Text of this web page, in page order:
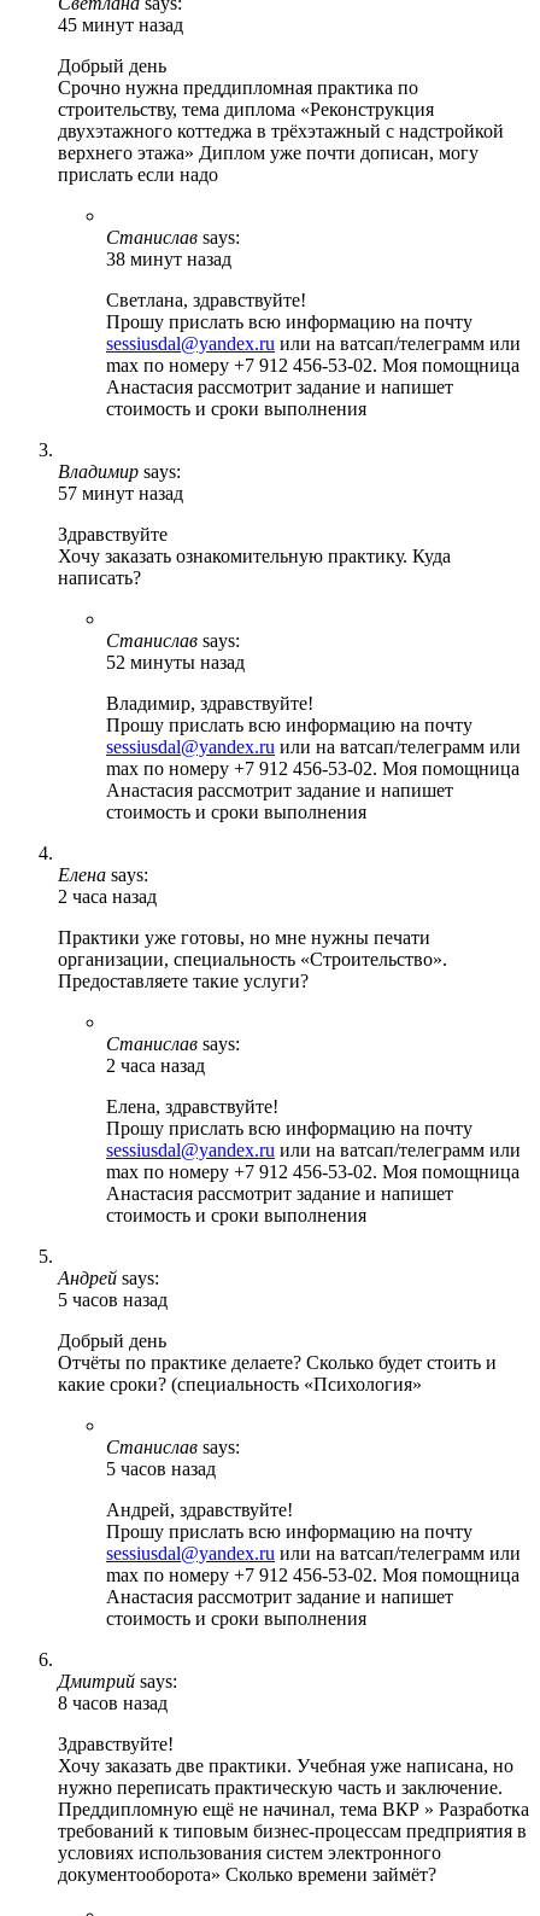
45 минут назад
Добрый день
Срочно нужна преддипломная практика по
строительству, тема диплома «Реконструкция
двухэтажного коттеджа в трёхэтажный с надстройкой
верхнего этажа» Диплом уже почти дописан, могу
прислать если надо
Станислав says:
38 минут назад
Светлана, здравствуйте!
Прошу прислать всю информацию на почту
sessiusdal@yandex.ru или на ватсап/телеграмм или
max по номеру +7 912 456-53-02. Моя помощница
Анастасия рассмотрит задание и напишет
стоимость и сроки выполнения
Владимир says:
57 минут назад
Здравствуйте
Хочу заказать ознакомительную практику. Куда
написать?
Станислав says:
52 минуты назад
Владимир, здравствуйте!
Прошу прислать всю информацию на почту
sessiusdal@yandex.ru или на ватсап/телеграмм или
max по номеру +7 912 456-53-02. Моя помощница
Анастасия рассмотрит задание и напишет
стоимость и сроки выполнения
Елена says:
2 часа назад
Практики уже готовы, но мне нужны печати
организации, специальность «Строительство».
Предоставляете такие услуги?
Станислав says:
2 часа назад
Елена, здравствуйте!
Прошу прислать всю информацию на почту
sessiusdal@yandex.ru или на ватсап/телеграмм или
max по номеру +7 912 456-53-02. Моя помощница
Анастасия рассмотрит задание и напишет
стоимость и сроки выполнения
Андрей says:
5 часов назад
Добрый день
Отчёты по практике делаете? Сколько будет стоить и
какие сроки? (специальность «Психология»
Станислав says:
5 часов назад
Андрей, здравствуйте!
Прошу прислать всю информацию на почту
sessiusdal@yandex.ru или на ватсап/телеграмм или
max по номеру +7 912 456-53-02. Моя помощница
Анастасия рассмотрит задание и напишет
стоимость и сроки выполнения
Дмитрий says:
8 часов назад
Здравствуйте!
Хочу заказать две практики. Учебная уже написана, но
нужно переписать практическую часть и заключение.
Преддипломную ещё не начинал, тема ВКР » Разработка
требований к типовым бизнес-процессам предприятия в
условиях использования систем электронного
документооборота» Сколько времени займёт?